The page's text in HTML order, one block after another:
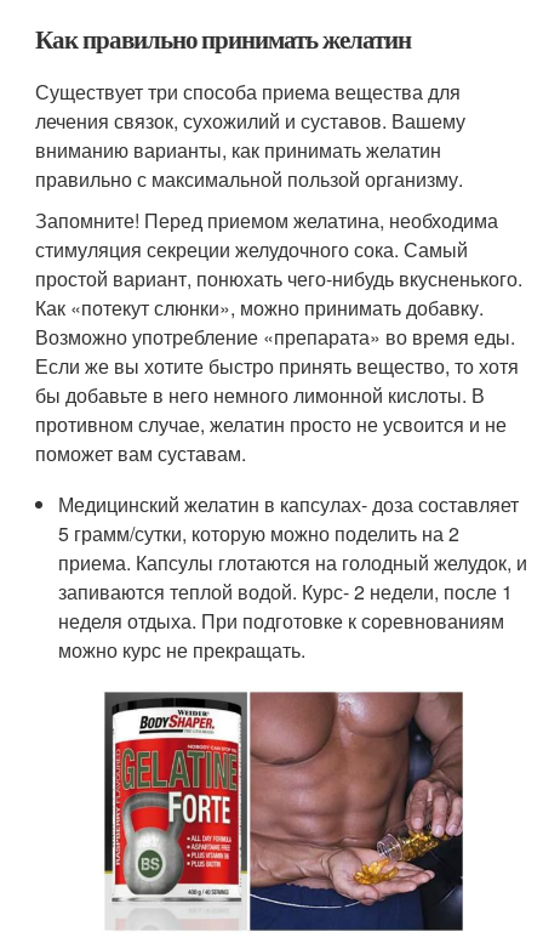
Как правильно принимать желатин
Существует три способа приема вещества для
лечения связок, сухожилий и суставов. Вашему
вниманию варианты, как принимать желатин
правильно с максимальной пользой организму.
Запомните! Перед приемом желатина, необходима
стимуляция секреции желудочного сока. Самый
простой вариант, понюхать чего-нибудь вкусненького.
Как «потекут слюнки», можно принимать добавку.
Возможно употребление «препарата» во время еды.
Если же вы хотите быстро принять вещество, то хотя
бы добавьте в него немного лимонной кислоты. В
противном случае, желатин просто не усвоится и не
поможет вам суставам.
Медицинский желатин в капсулах- доза составляет
5 грамм/сутки, которую можно поделить на 2
приема. Капсулы глотаются на голодный желудок, и
запиваются теплой водой. Курс- 2 недели, после 1
неделя отдыха. При подготовке к соревнованиям
можно курс не прекращать.